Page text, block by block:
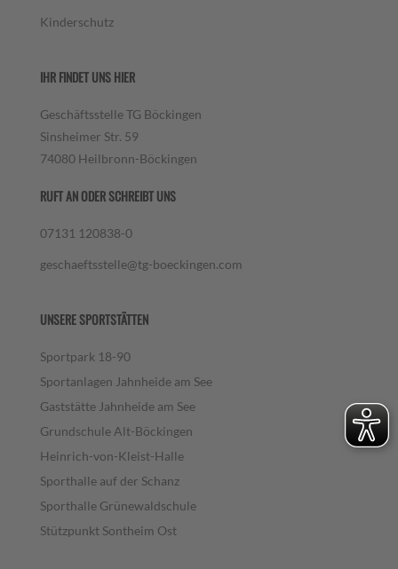
Kinderschutz
IHR FINDET UNS HIER
Geschäftsstelle TG Böckingen
Sinsheimer Str. 59
74080 Heilbronn-Böckingen
RUFT AN ODER SCHREIBT UNS
07131 120838-0
geschaeftsstelle@tg-boeckingen.com
UNSERE SPORTSTÄTTEN
Sportpark 18-90
Sportanlagen Jahnheide am See
Gaststätte Jahnheide am See
Grundschule Alt-Böckingen
Heinrich-von-Kleist-Halle
Sporthalle auf der Schanz
Sporthalle Grünewaldschule
Stützpunkt Sontheim Ost